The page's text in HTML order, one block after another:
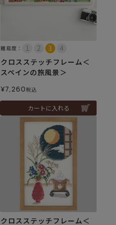
難易度：
クロスステッチフレーム＜
スペインの旅風景＞
¥7,260税込
カートに入れる
クロスステッチフレーム＜